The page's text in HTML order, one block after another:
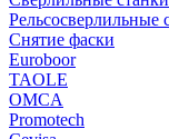
Рельсосверлильные
Снятие фаски
Euroboor
TAOLE
OMCA
Promotech